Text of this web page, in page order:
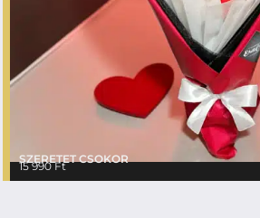
SZERETET CSOKOR
15 990Ft